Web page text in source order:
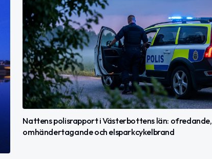
Nattens polisrapport i Västerbottens län: ofredande,
omhändertagande och elsparkcykelbrand